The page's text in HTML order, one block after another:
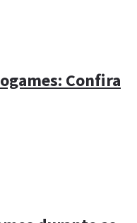
Confira